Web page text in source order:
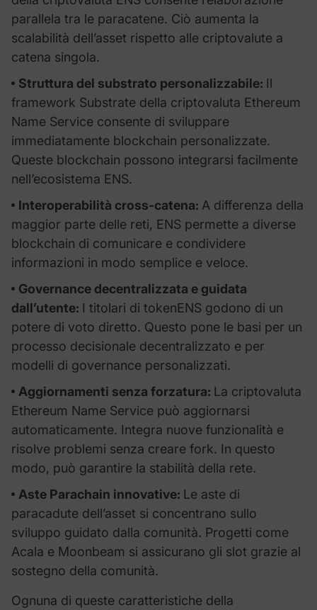
parallela tra le paracatene. Ciò aumenta la
scalabilità dell’asset rispetto alle criptovalute a
catena singola.
Struttura del substrato personalizzabile: Il
framework Substrate della criptovaluta Ethereum
Name Service consente di sviluppare
immediatamente blockchain personalizzate.
Queste blockchain possono integrarsi facilmente
nell’ecosistema ENS.
Interoperabilità cross-catena: A differenza della
maggior parte delle reti, ENS permette a diverse
blockchain di comunicare e condividere
informazioni in modo semplice e veloce.
Governance decentralizzata e guidata
dall’utente: I titolari di tokenENS godono di un
potere di voto diretto. Questo pone le basi per un
processo decisionale decentralizzato e per
modelli di governance personalizzati.
Aggiornamenti senza forzatura: La criptovaluta
Ethereum Name Service può aggiornarsi
automaticamente. Integra nuove funzionalità e
risolve problemi senza creare fork. In questo
modo, può garantire la stabilità della rete.
Aste Parachain innovative: Le aste di
paracadute dell’asset si concentrano sullo
sviluppo guidato dalla comunità. Progetti come
Acala e Moonbeam si assicurano gli slot grazie al
sostegno della comunità.
Ognuna di queste caratteristiche della